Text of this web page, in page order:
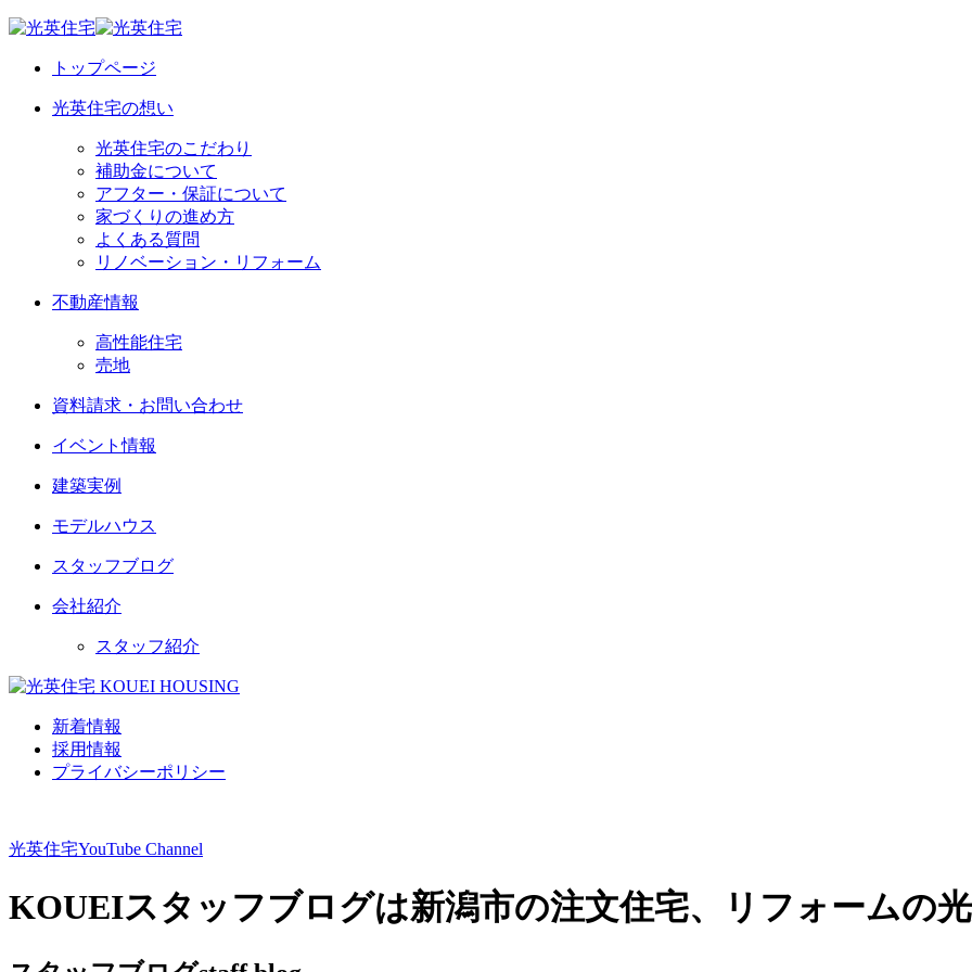
トップページ
光英住宅の想い
光英住宅のこだわり
補助金について
アフター・保証について
家づくりの進め方
よくある質問
リノベーション・リフォーム
不動産情報
高性能住宅
売地
資料請求・お問い合わせ
イベント情報
建築実例
モデルハウス
スタッフブログ
会社紹介
スタッフ紹介
新着情報
採用情報
プライバシーポリシー
光英住宅YouTube Channel
KOUEIスタッフブログは新潟市の注文住宅、リフォームの